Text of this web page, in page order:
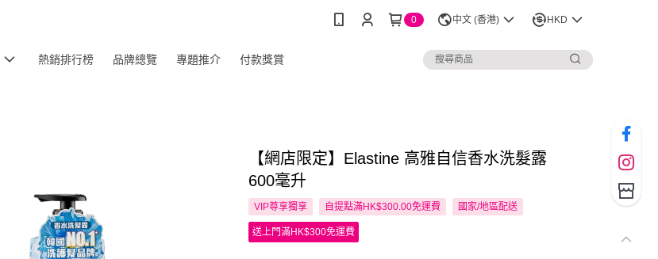
0 中文 (香港) HKD
熱銷排行榜 品牌總覽 專題推介 付款獎賞
【網店限定】Elastine 高雅自信香水洗髮露
600毫升
VIP尊享獨享 自提點滿HK$300.00免運費 國家/地區配送
送上門滿HK$300免運費